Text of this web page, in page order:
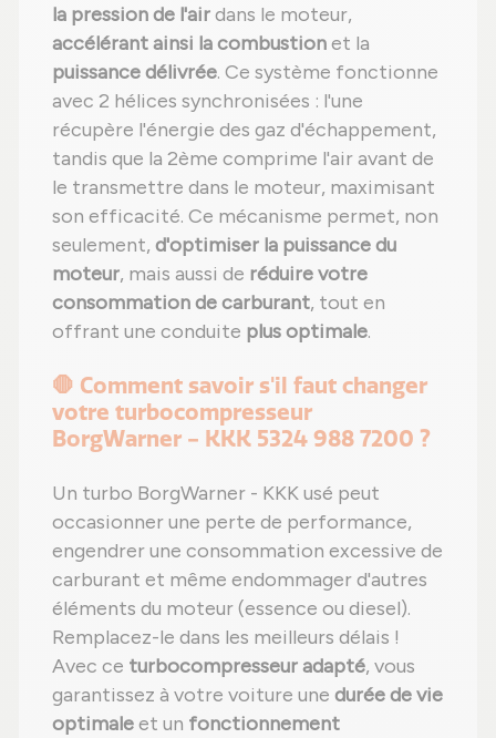
la pression de l'airdans le moteur,
accélérant ainsi la combustionet la
puissance délivrée. Ce système fonctionne
avec 2 hélices synchronisées : l'une
récupère l'énergie des gaz d'échappement,
tandis que la 2ème comprime l'air avant de
le transmettre dans le moteur, maximisant
son efficacité. Ce mécanisme permet, non
seulement, d'optimiser la puissance du
moteur, mais aussi de réduire votre
consommation de carburant, tout en
offrant une conduite plus optimale.
🛑 Comment savoir s'il faut changer
votre turbocompresseur
BorgWarner - KKK 5324 988 7200 ?
Un turbo BorgWarner - KKK usé peut
occasionner une perte de performance,
engendrer une consommation excessive de
carburant et même endommager d'autres
éléments du moteur (essence ou diesel).
Remplacez-le dans les meilleurs délais !
Avec ce turbocompresseur adapté, vous
garantissez à votre voiture une durée de vie
optimaleet un fonctionnement